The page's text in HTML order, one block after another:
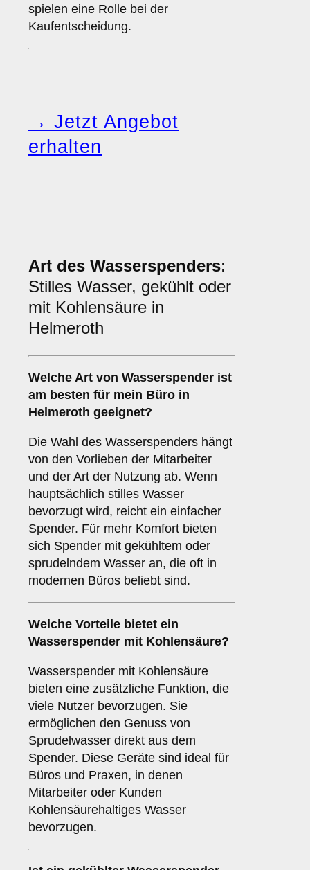
spielen eine Rolle bei der
Kaufentscheidung.
→ Jetzt Angebot
erhalten
Art des Wasserspenders:
Stilles Wasser, gekühlt oder
mit Kohlensäure in
Helmeroth
Welche Art von Wasserspender ist
am besten für mein Büro in
Helmeroth geeignet?
Die Wahl des Wasserspenders hängt
von den Vorlieben der Mitarbeiter
und der Art der Nutzung ab. Wenn
hauptsächlich stilles Wasser
bevorzugt wird, reicht ein einfacher
Spender. Für mehr Komfort bieten
sich Spender mit gekühltem oder
sprudelndem Wasser an, die oft in
modernen Büros beliebt sind.
Welche Vorteile bietet ein
Wasserspender mit Kohlensäure?
Wasserspender mit Kohlensäure
bieten eine zusätzliche Funktion, die
viele Nutzer bevorzugen. Sie
ermöglichen den Genuss von
Sprudelwasser direkt aus dem
Spender. Diese Geräte sind ideal für
Büros und Praxen, in denen
Mitarbeiter oder Kunden
Kohlensäurehaltiges Wasser
bevorzugen.